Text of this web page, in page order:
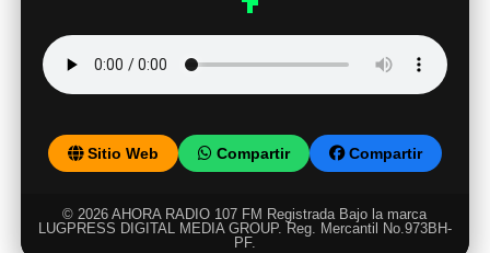
Sitio Web Compartir Compartir
© 2026 AHORA RADIO 107 FM Registrada Bajo la marca
LUGPRESS DIGITAL MEDIA GROUP. Reg. Mercantil No.973BH-
PF.